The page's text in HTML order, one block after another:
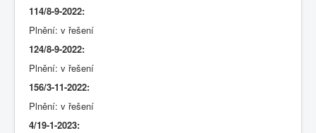
114/8-9-2022:
Plnění: v řešení
124/8-9-2022:
Plnění: v řešení
156/3-11-2022:
Plnění: v řešení
4/19-1-2023: